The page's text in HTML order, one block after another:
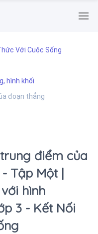
Với Cuộc Sống
hình khối
đoạn thẳng
điểm của
Tập Một |
hình
3 - Kết Nối